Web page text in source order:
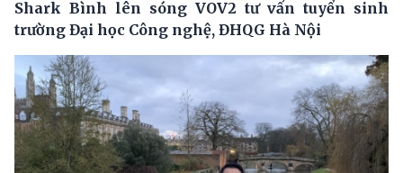
Shark Bình lên sóng VOV2 tư vấn tuyển sinh
trường Đại học Công nghệ, ĐHQG Hà Nội